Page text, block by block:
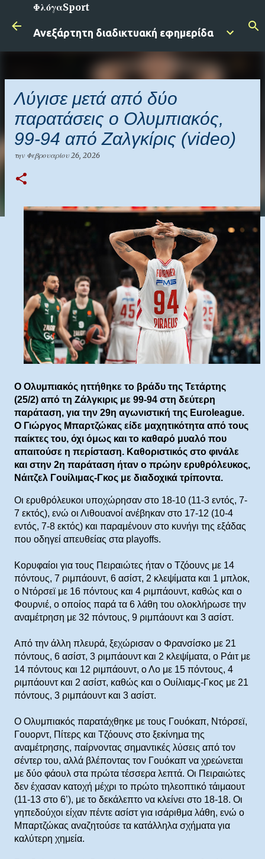
Μετάβαση στο κύριο περιεχόμενο
ΦλόγαSport
Ανεξάρτητη διαδικτυακή εφημερίδα
Λύγισε μετά από δύο
παρατάσεις ο Ολυμπιακός,
99-94 από Ζαλγκίρις (video)
την Φεβρουαρίου 26, 2026
Ο Ολυμπιακός ηττήθηκε το βράδυ της Τετάρτης
(25/2) από τη Ζάλγκιρις με 99-94 στη δεύτερη
παράταση, για την 29η αγωνιστική της Euroleague.
Ο Γιώργος Μπαρτζώκας είδε μαχητικότητα από τους
παίκτες του, όχι όμως και το καθαρό μυαλό που
απαιτούσε η περίσταση. Καθοριστικός στο φινάλε
και στην 2η παράταση ήταν ο πρώην ερυθρόλευκος,
Νάιτζελ Γουίλιμας-Γκος με διαδοχικά τρίποντα.
Οι ερυθρόλευκοι υποχώρησαν στο 18-10 (11-3 εντός, 7-
7 εκτός), ενώ οι Λιθουανοί ανέβηκαν στο 17-12 (10-4
εντός, 7-8 εκτός) και παραμένουν στο κυνήγι της εξάδας
που οδηγεί απευθείας στα playoffs.
Κορυφαίοι για τους Πειραιώτες ήταν ο Τζόουνς με 14
πόντους, 7 ριμπάουντ, 6 ασίστ, 2 κλεψίματα και 1 μπλοκ,
ο Ντόρσεϊ με 16 πόντους και 4 ριμπάουντ, καθώς και ο
Φουρνιέ, ο οποίος παρά τα 6 λάθη του ολοκλήρωσε την
αναμέτρηση με 32 πόντους, 9 ριμπάουντ και 3 ασίστ.
Από την άλλη πλευρά, ξεχώρισαν ο Φρανσίσκο με 21
πόντους, 6 ασίστ, 3 ριμπάουντ και 2 κλεψίματα, ο Ράιτ με
14 πόντους και 12 ριμπάουντ, ο Λο με 15 πόντους, 4
ριμπάουντ και 2 ασίστ, καθώς και ο Ουίλιαμς-Γκος με 21
πόντους, 3 ριμπάουντ και 3 ασίστ.
Ο Ολυμπιακός παρατάχθηκε με τους Γουόκαπ, Ντόρσεϊ,
Γουορντ, Πίτερς και Τζόουνς στο ξεκίνημα της
αναμέτρησης, παίρνοντας σημαντικές λύσεις από τον
σέντερ του, αλλά βλέποντας τον Γουόκαπ να χρεώνεται
με δύο φάουλ στα πρώτα τέσσερα λεπτά. Οι Πειραιώτες
δεν έχασαν κατοχή μέχρι το πρώτο τηλεοπτικό τάιμαουτ
(11-13 στο 6’), με το δεκάλεπτο να κλείνει στο 18-18. Οι
γηπεδούχοι είχαν πέντε ασίστ για ισάριθμα λάθη, ενώ ο
Μπαρτζώκας αναζητούσε τα κατάλληλα σχήματα για
καλύτερη χημεία.